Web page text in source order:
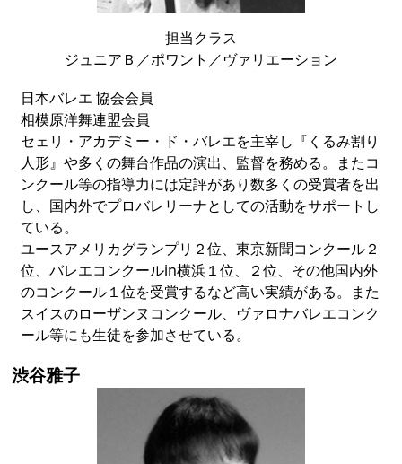
担当クラス
ジュニアＢ／ポワント／ヴァリエーション
日本バレエ 協会会員
相模原洋舞連盟会員
セェリ・アカデミー・ド・バレエを主宰し『くるみ割り
人形』や多くの舞台作品の演出、監督を務める。またコ
ンクール等の指導力には定評があり数多くの受賞者を出
し、国内外でプロバレリーナとしての活動をサポートし
ている。
ユースアメリカグランプリ２位、東京新聞コンクール２
位、バレエコンクールin横浜１位、２位、その他国内外
のコンクール１位を受賞するなど高い実績がある。また
スイスのローザンヌコンクール、ヴァロナバレエコンク
ール等にも生徒を参加させている。
渋谷雅子